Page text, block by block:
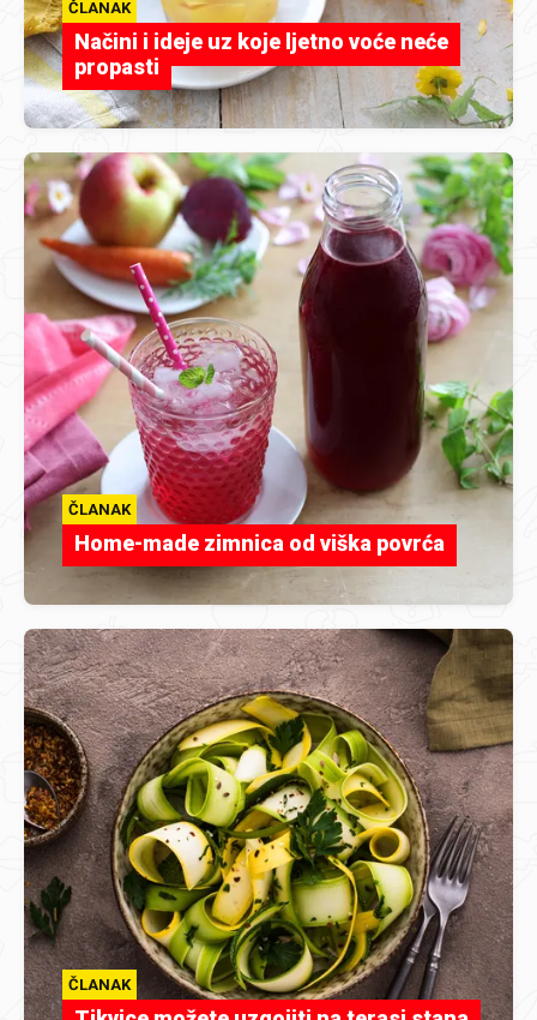
ČLANAK
Načini i ideje uz koje ljetno voće neće
propasti
ČLANAK
Home-made zimnica od viška povrća
ČLANAK